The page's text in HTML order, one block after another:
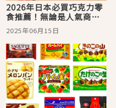
2026年日本必買巧克力零
食推薦！無論是人氣商
品、新品、日本限定這些
美味通通打包帶走它
2025年06月15日